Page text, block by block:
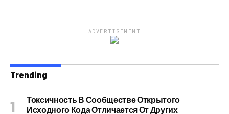
ADVERTISEMENT
Trending
Токсичность В Сообществе Открытого
Исходного Кода Отличается От Других